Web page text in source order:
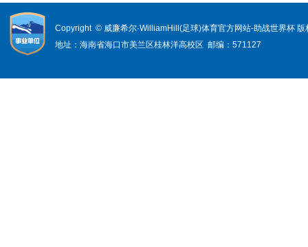
Copyright © 威廉希尔·WilliamHill(足球)体育官方网站-助战世界杯
地址：海南省海口市美兰区桂林洋高校区 邮编：571127